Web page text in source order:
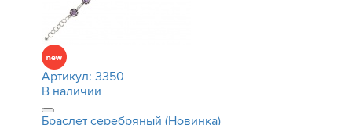
Артикул: 3350
В наличии
Браслет серебряный (Новинка)